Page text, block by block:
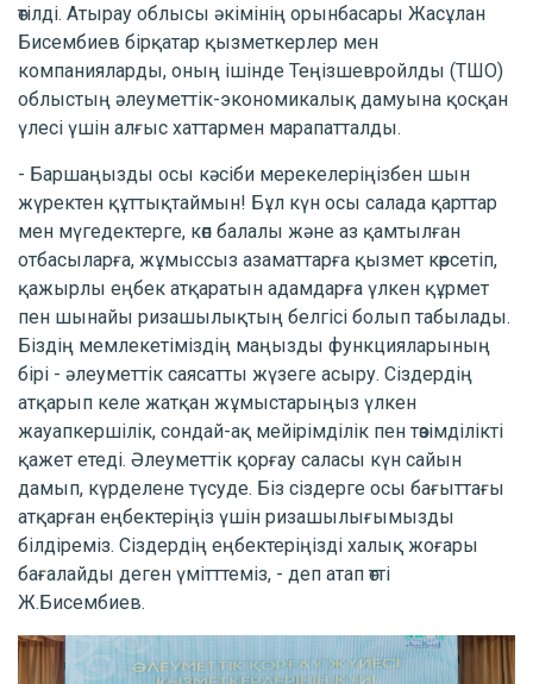
өтілді. Атырау облысы әкімінің орынбасары Жасұлан
Бисембиев бірқатар қызметкерлер мен
компанияларды, оның ішінде Теңізшевройлды (ТШО)
облыстың әлеуметтік-экономикалық дамуына қосқан
үлесі үшін алғыс хаттармен марапатталды.
- Баршаңызды осы кәсіби мерекелеріңізбен шын
жүректен құттықтаймын! Бұл күн осы салада қарттар
мен мүгедектерге, көп балалы және аз қамтылған
отбасыларға, жұмыссыз азаматтарға қызмет көрсетіп,
қажырлы еңбек атқаратын адамдарға үлкен құрмет
пен шынайы ризашылықтың белгісі болып табылады.
Біздің мемлекетіміздің маңызды функцияларының
бірі - әлеуметтік саясатты жүзеге асыру. Сіздердің
атқарып келе жатқан жұмыстарыңыз үлкен
жауапкершілік, сондай-ақ мейірімділік пен төзімділікті
қажет етеді. Әлеуметтік қорғау саласы күн сайын
дамып, күрделене түсуде. Біз сіздерге осы бағыттағы
атқарған еңбектеріңіз үшін ризашылығымызды
білдіреміз. Сіздердің еңбектеріңізді халық жоғары
бағалайды деген үмітттеміз, - деп атап өтті
Ж.Бисембиев.